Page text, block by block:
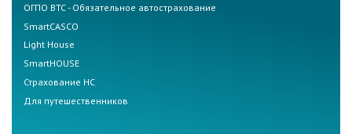
ОГПО ВТС - Обязательное автострахование
SmartCASCO
Light House
SmartHOUSE
Страхование НС
Для путешественников